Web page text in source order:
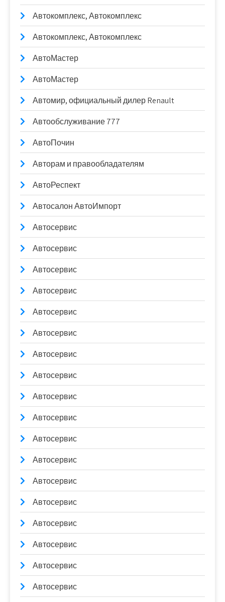
Автокомплекс, Автокомплекс
Автокомплекс, Автокомплекс
АвтоМастер
АвтоМастер
Автомир, официальный дилер Renault
Автообслуживание 777
АвтоПочин
Авторам и правообладателям
АвтоРеспект
Автосалон АвтоИмпорт
Автосервис
Автосервис
Автосервис
Автосервис
Автосервис
Автосервис
Автосервис
Автосервис
Автосервис
Автосервис
Автосервис
Автосервис
Автосервис
Автосервис
Автосервис
Автосервис
Автосервис
Автосервис